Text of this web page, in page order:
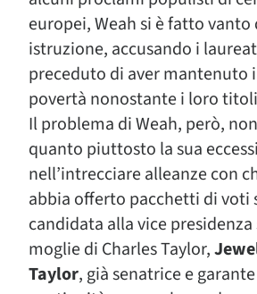
europei, Weah si è fatto vanto
istruzione, accusando i
preceduto di aver mantenuto
povertà nonostante i loro
Il problema di Weah, però,
quanto piuttosto la sua
nell’intrecciare alleanze con
abbia offerto pacchetti di voti
candidata alla vice presidenza
moglie di Charles Taylor,
Taylor, già senatrice e